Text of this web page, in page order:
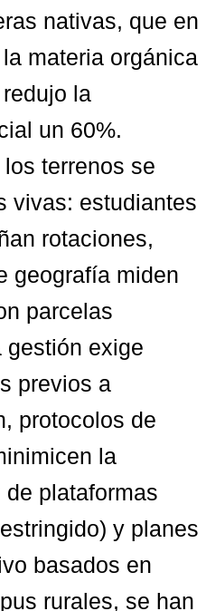
nativas, que en
materia orgánica
la
un 60%.
terrenos se
vivas: estudiantes
rotaciones,
geografía miden
parcelas
gestión exige
previos a
protocolos de
la
plataformas
y planes
basados en
rurales, se han